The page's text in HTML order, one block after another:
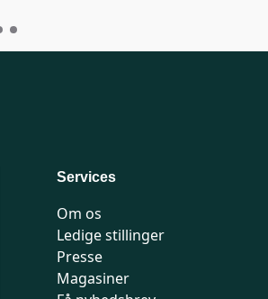
Services
Om os
Ledige stillinger
Presse
Magasiner